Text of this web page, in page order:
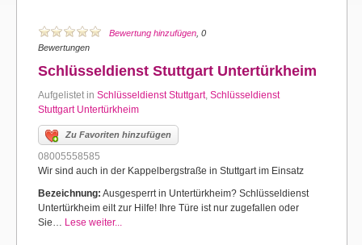
Bewertung hinzufügen , 0
Bewertungen
Schlüsseldienst Stuttgart Untertürkheim
Aufgelistet in Schlüsseldienst Stuttgart, Schlüsseldienst
Stuttgart Untertürkheim
Zu Favoriten hinzufügen
08005558585
Wir sind auch in der Kappelbergstraße in Stuttgart im Einsatz
Bezeichnung: Ausgesperrt in Untertürkheim? Schlüsseldienst
Untertürkheim eilt zur Hilfe! Ihre Türe ist nur zugefallen oder
Sie… Lese weiter...